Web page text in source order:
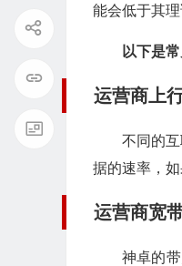
能会低于其理
以下是
运营商上
不同的
据的速率，
运营商宽
神卓的